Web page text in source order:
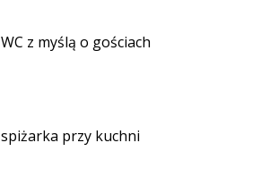
WC z myślą o gościach
spiżarka przy kuchni